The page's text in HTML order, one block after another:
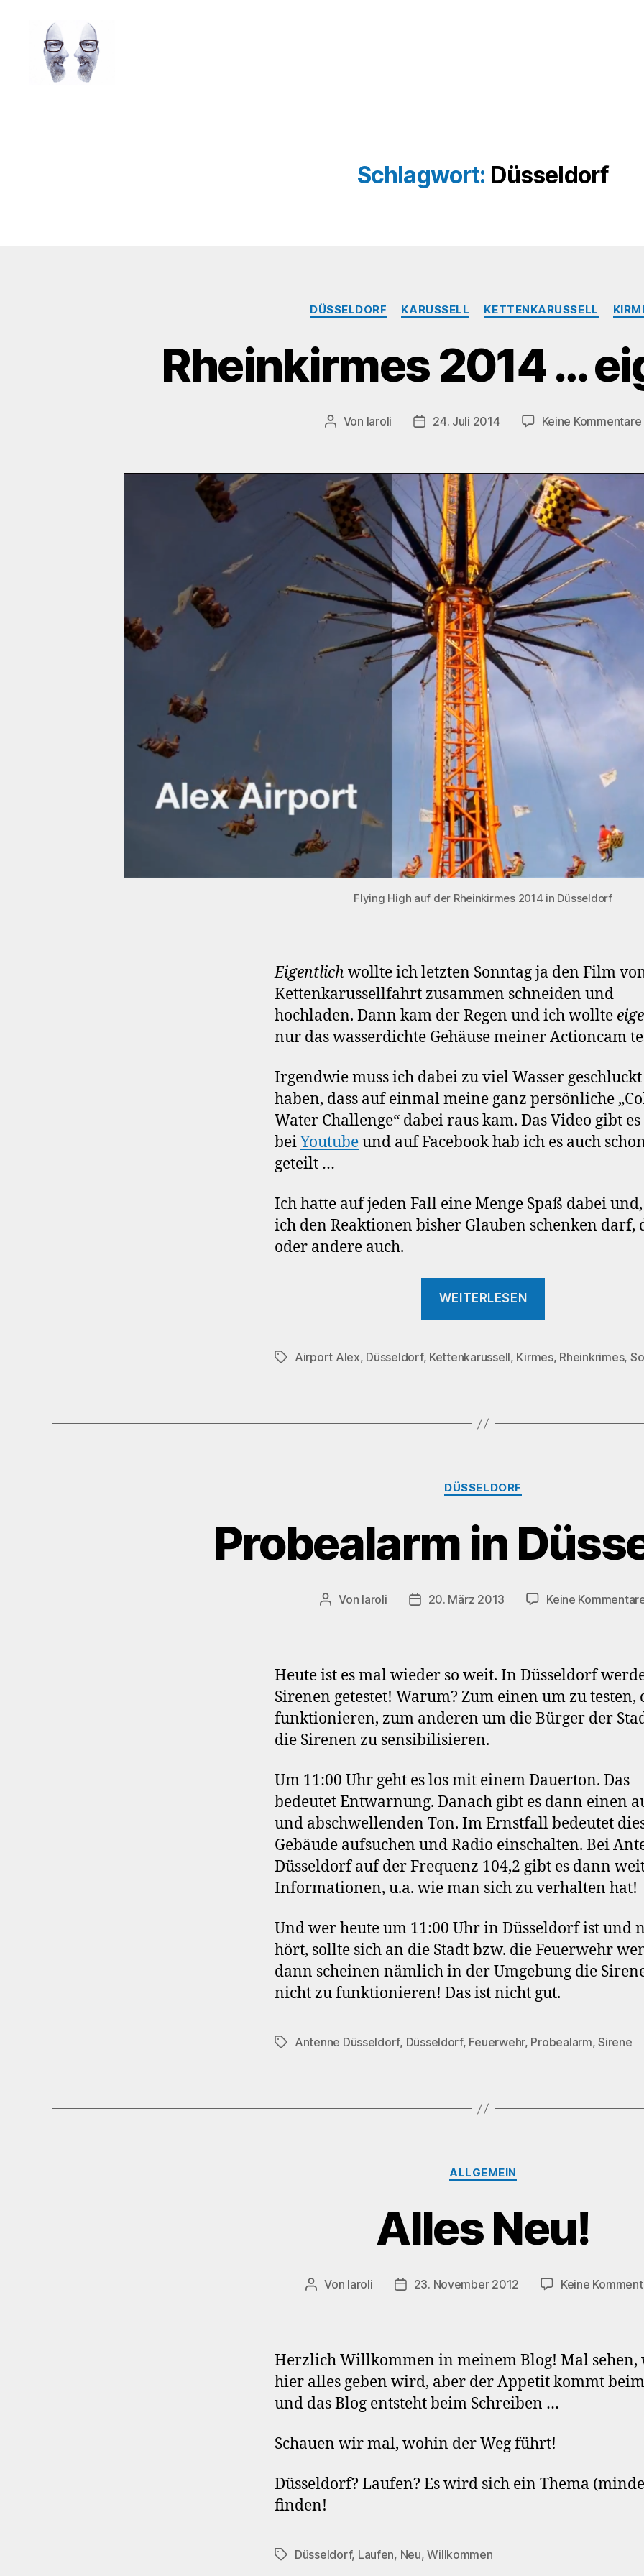
Schlagwort: Düsseldorf
Kategorien
DÜSSELDORF KARUSSELL KETTENKARUSSELL
Rheinkirmes 2014 …
Beitragsautor
Von laroli Veröffentlichungsdatum
24. Juli 2014 Keine Kommentare
Flying High auf der Rheinkirmes 2014 in Düsseldorf
Eigentlich wollte ich letzten Sonntag ja den Film
Kettenkarussellfahrt zusammen schneiden und
hochladen. Dann kam der Regen und ich wollte
nur das wasserdichte Gehäuse meiner Actioncam
Irgendwie muss ich dabei zu viel Wasser geschluckt
haben, dass auf einmal meine ganz persönliche
Water Challenge“ dabei raus kam. Das Video gibt es
beiYoutubeund auf Facebook hab ich es auch
geteilt …
Ich hatte auf jeden Fall eine Menge Spaß dabei
ich den Reaktionen bisher Glauben schenken darf,
oder andere auch.
WEITERLESEN
eigentlich“
Schlagwörter
Airport Alex, Düsseldorf, Kettenkarussell, Kirmes, Rheinkrimes,
Kategorien
DÜSSELDORF
Probealarm in
Beitragsautor
Von laroli Veröffentlichungsdatum
20. März 2013 Keine
Heute ist es mal wieder so weit. In Düsseldorf
Sirenen getestet! Warum? Zum einen um zu testen,
funktionieren, zum anderen um die Bürger der
die Sirenen zu sensibilisieren.
Um 11:00 Uhr geht es los mit einem Dauerton. Das
bedeutet Entwarnung. Danach gibt es dann einen
und abschwellenden Ton. Im Ernstfall bedeutet
Gebäude aufsuchen und Radio einschalten. Bei
Düsseldorf auf der Frequenz 104,2 gibt es dann
Informationen, u.a. wie man sich zu verhalten hat!
Und wer heute um 11:00 Uhr in Düsseldorf ist und
hört, sollte sich an die Stadt bzw. die Feuerwehr
dann scheinen nämlich in der Umgebung die
nicht zu funktionieren! Das ist nicht gut.
Schlagwörter
Antenne Düsseldorf, Düsseldorf, Feuerwehr, Probealarm,Sirene
Kategorien
ALLGEMEIN
Alles Neu!
Beitragsautor
Von laroli Veröffentlichungsdatum
23. November 2012 Keine
Herzlich Willkommen in meinem Blog! Mal sehen,
hier alles geben wird, aber der Appetit kommt beim
und das Blog entsteht beim Schreiben …
Schauen wir mal, wohin der Weg führt!
Düsseldorf? Laufen? Es wird sich ein Thema
finden!
Schlagwörter
Düsseldorf, Laufen, Neu,Willkommen